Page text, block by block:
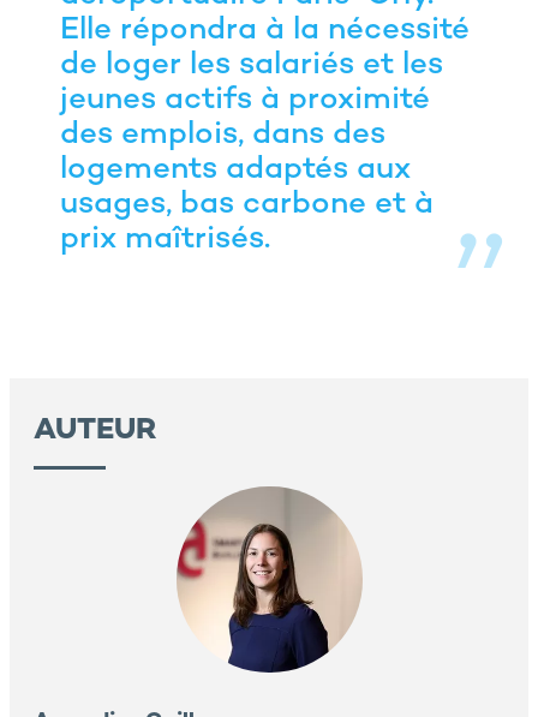
Elle répondra à la nécessité
de loger les salariés et les
jeunes actifs à proximité
des emplois, dans des
logements adaptés aux
usages, bas carbone et à
prix maîtrisés.
AUTEUR